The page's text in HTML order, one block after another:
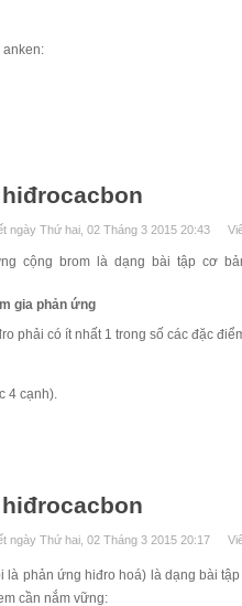
anken:
ngày Thứ hai, 02 Tháng 3 2015 20:43
brom là dạng bài tập cơ
gia phản ứng
phải có ít nhất 1 trong số các đặc
4 cạnh).
ngày Thứ hai, 02 Tháng 3 2015 20:17
phản ứng hiđro hoá) là dạng bài
cần nắm vững: